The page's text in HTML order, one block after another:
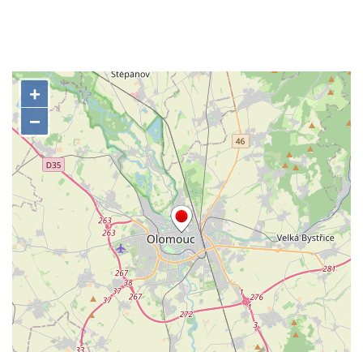
Pamětní deska na ekologické demonstrace
na kašně na Benešově náměstí v Teplicích
Pamětní deska Urnového háje hřbitova
Šumburk nad Desnou v Tanvaldu
Pamětní deska prvního předvedení
televizního obrazu na Městském úřadu v
Tanvaldu
Pamětní deska Josefa Schindlera na
základní škole v Desné
Pamětní desky významných rodáků na zdi
kostela svatého Bartoloměje ve Velkém
Šenově
Pamětní deska Johanna Wolfganga Goetha